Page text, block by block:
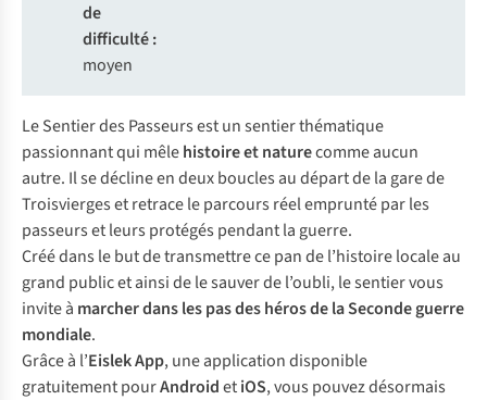
de
difficulté :
moyen
Le Sentier des Passeurs est un sentier thématique
passionnant qui mêlehistoire et naturecomme aucun
autre. Il se décline en deux boucles au départ de la gare de
Troisvierges et retrace le parcours réel emprunté par les
passeurs et leurs protégés pendant la guerre.
Créé dans le but de transmettre ce pan de l’histoire locale au
grand public et ainsi de le sauver de l’oubli, le sentier vous
invite à marcher dans les pas des héros de la Seconde guerre
mondiale.
Grâce à l’Eislek App, une application disponible
gratuitement pourAndroidetiOS, vous pouvez désormais